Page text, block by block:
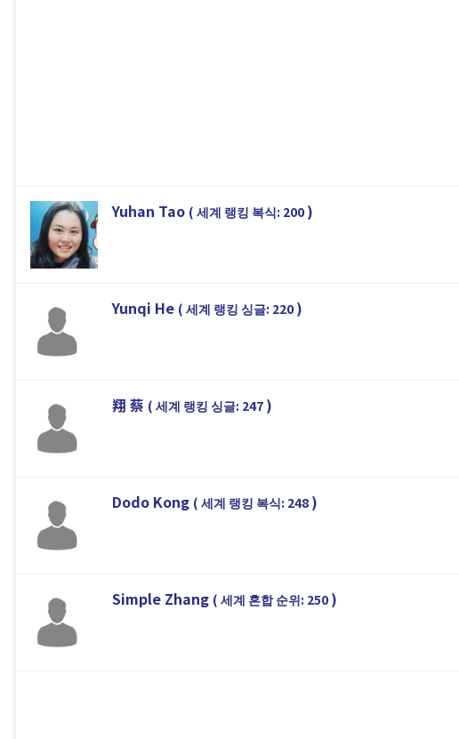
Yuhan Tao ( 세계 랭킹 복식: 200 )
Yunqi He ( 세계 랭킹 싱글: 220 )
翔 蔡 ( 세계 랭킹 싱글: 247 )
Dodo Kong ( 세계 랭킹 복식: 248 )
Simple Zhang ( 세계 혼합 순위: 250 )